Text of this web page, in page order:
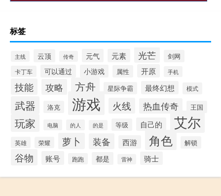
标签
主线 云顶 传奇 元气 元素 光芒 剑网
卡丁车 可以通过 小游戏 属性 开原 手机
技能 攻略 方舟 星际争霸 最终幻想 模式
武器 洛克 游戏 火线 热血传奇 王国
玩家 电脑 的人 的是 等级 自己的 艾尔
英雄 荣耀 萝卜 装备 西游 角色 解锁
谷物 账号 跑跑 都是 雷神 骑士